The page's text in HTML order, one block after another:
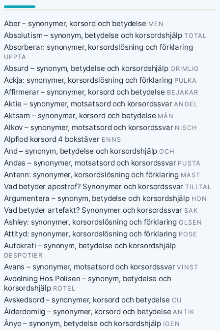
Aber – synonymer, korsord och betydelse MEN
Absolutism – synonym, betydelse och korsordshjälp TOTAL
Absorberar: synonymer, korsordslösning och förklaring
UPPTA
Absurd – synonym, betydelse och korsordshjälp ORIMLIG
Ackja: synonymer, korsordslösning och förklaring PULKA
Affirmerar – synonymer, korsord och betydelse BEJAKAR
Aktie – synonymer, motsatsord och korsordssvar ANDEL
Aktsam – synonymer, korsord och betydelse MÅN
Alkov – synonymer, motsatsord och korsordssvar NISCH
Alpflod korsord 4 bokstäver ENNS
And – synonym, betydelse och korsordshjälp OCH
Andas – synonymer, motsatsord och korsordssvar PUSTA
Antenn: synonymer, korsordslösning och förklaring MAST
Vad betyder apostrof? Synonymer och korsordssvar TILLTAL
Argumentera – synonym, betydelse och korsordshjälp HON
Vad betyder artefakt? Synonymer och korsordssvar SAK
Ashley: synonymer, korsordslösning och förklaring OLSEN
Attityd: synonymer, korsordslösning och förklaring POSE
Autokrati – synonym, betydelse och korsordshjälp
DESPOTIER
Avans – synonymer, motsatsord och korsordssvar VINST
Avdelning Hos Polisen – synonym, betydelse och
korsordshjälp ROTEL
Avskedsord – synonymer, korsord och betydelse CU
Ålderdomlig – synonymer, korsord och betydelse ANTIK
Ånyo – synonym, betydelse och korsordshjälp IGEN